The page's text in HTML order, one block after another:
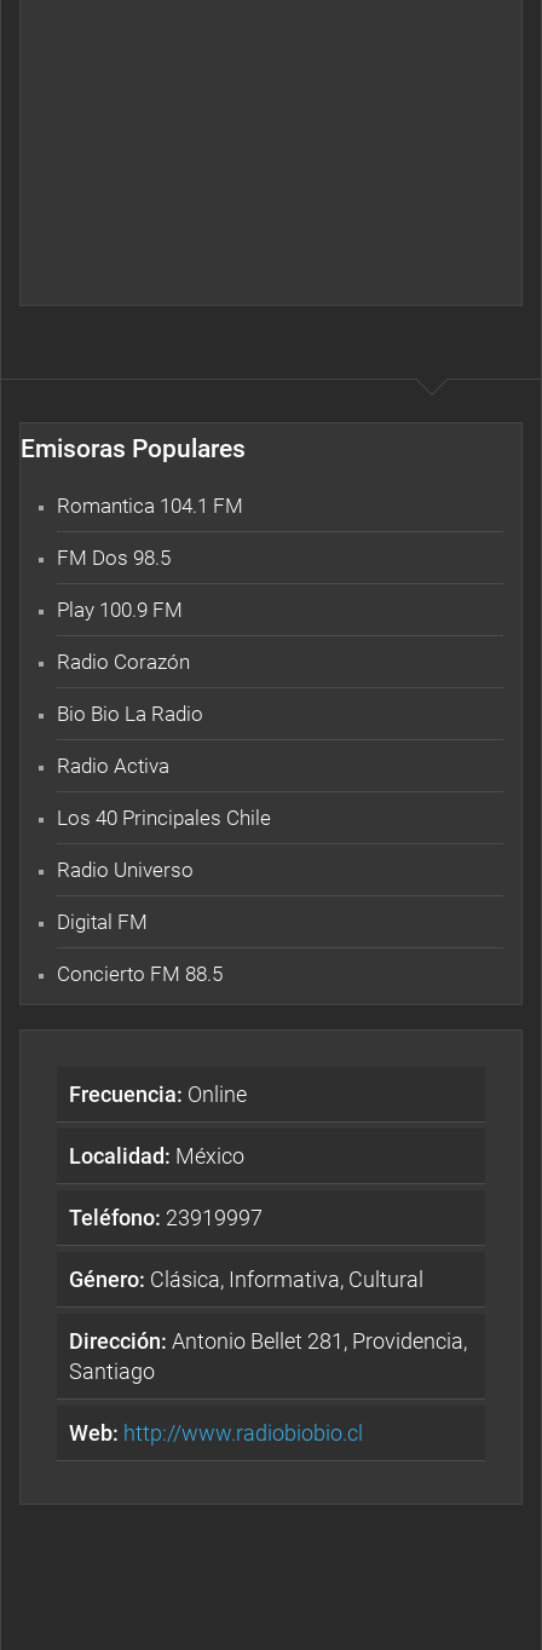
Frecuencia: Online
Localidad: México
Teléfono: 23919997
Género: Clásica, Informativa, Cultural
Dirección: Antonio Bellet 281, Providencia,
Santiago
Web: http://www.radiobiobio.cl
Emisoras Populares
Romantica 104.1 FM
FM Dos 98.5
Play 100.9 FM
Radio Corazón
Bio Bio La Radio
Radio Activa
Los 40 Principales Chile
Radio Universo
Digital FM
Concierto FM 88.5